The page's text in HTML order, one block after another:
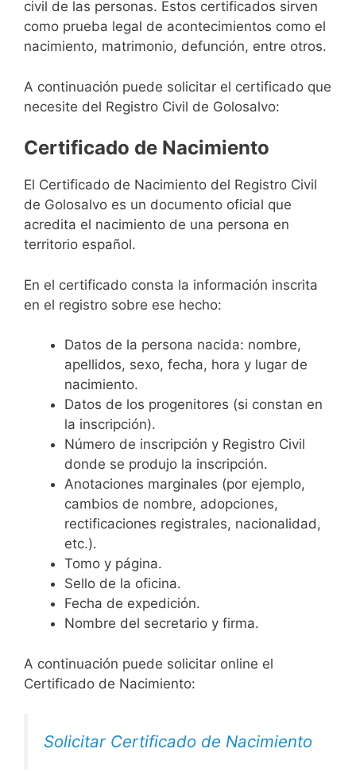
civil de las personas. Estos certificados sirven
como prueba legal de acontecimientos como el
nacimiento, matrimonio, defunción, entre otros.
A continuación puede solicitar el certificado que
necesite del Registro Civil de Golosalvo:
Certificado de Nacimiento
El Certificado de Nacimiento del Registro Civil
de Golosalvo es un documento oficial que
acredita el nacimiento de una persona en
territorio español.
En el certificado consta la información inscrita
en el registro sobre ese hecho:
Datos de la persona nacida: nombre,
apellidos, sexo, fecha, hora y lugar de
nacimiento.
Datos de los progenitores (si constan en
la inscripción).
Número de inscripción y Registro Civil
donde se produjo la inscripción.
Anotaciones marginales (por ejemplo,
cambios de nombre, adopciones,
rectificaciones registrales, nacionalidad,
etc.).
Tomo y página.
Sello de la oficina.
Fecha de expedición.
Nombre del secretario y firma.
A continuación puede solicitar online el
Certificado de Nacimiento:
Solicitar Certificado de Nacimiento